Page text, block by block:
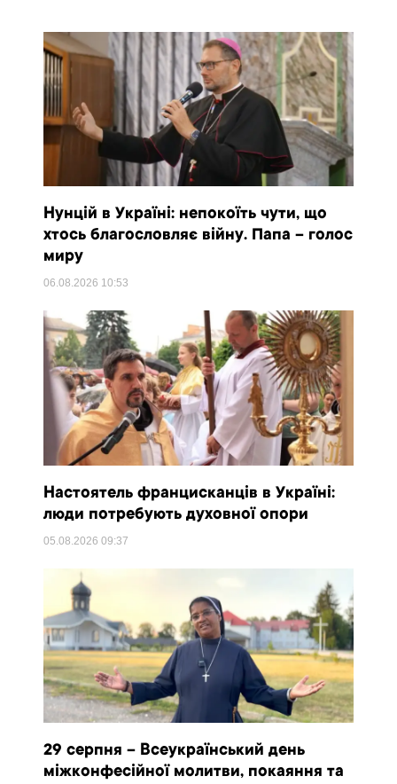
Нунцій в Україні: непокоїть чути, що
хтось благословляє війну. Папа – голос
миру
06.08.2026 10:53
Настоятель францисканців в Україні:
люди потребують духовної опори
05.08.202609:37
29 серпня – Всеукраїнський день
міжконфесійної молитви, покаяння та